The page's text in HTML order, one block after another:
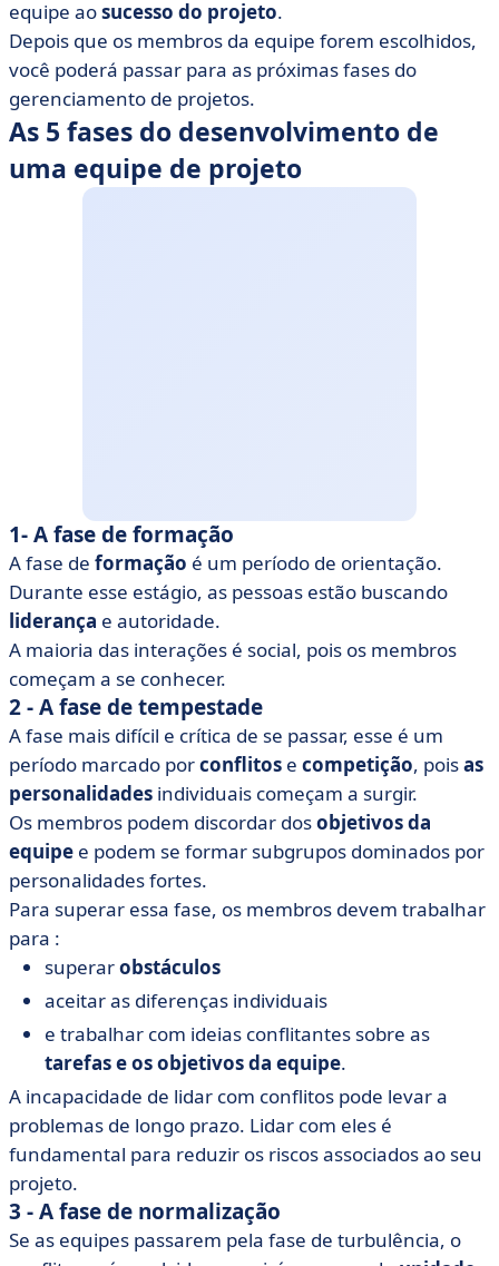
equipe aosucesso do projeto.
Depois que os membros da equipe forem escolhidos,
você poderá passar para as próximas fases do
gerenciamento de projetos.
As 5 fases do desenvolvimento de
uma equipe de projeto
1- A fase de formação
A fase de formação é um período de orientação.
Durante esse estágio, as pessoas estão buscando
liderança e autoridade.
A maioria das interações é social, pois os membros
começam a se conhecer.
2 - A fase de tempestade
A fase mais difícil e crítica de se passar, esse é um
período marcado porconflitos e competição, poisas
personalidades individuais começam a surgir.
Os membros podem discordar dosobjetivos da
equipe e podem se formar subgrupos dominados por
personalidades fortes.
Para superar essa fase, os membros devem trabalhar
para :
superarobstáculos
aceitar as diferenças individuais
e trabalhar com ideias conflitantes sobre as
tarefas e os objetivos da equipe.
A incapacidade de lidar com conflitos pode levar a
problemas de longo prazo. Lidar com eles é
fundamental para reduzir os riscos associados ao seu
projeto.
3 - A fase de normalização
Se as equipes passarem pela fase de turbulência, o